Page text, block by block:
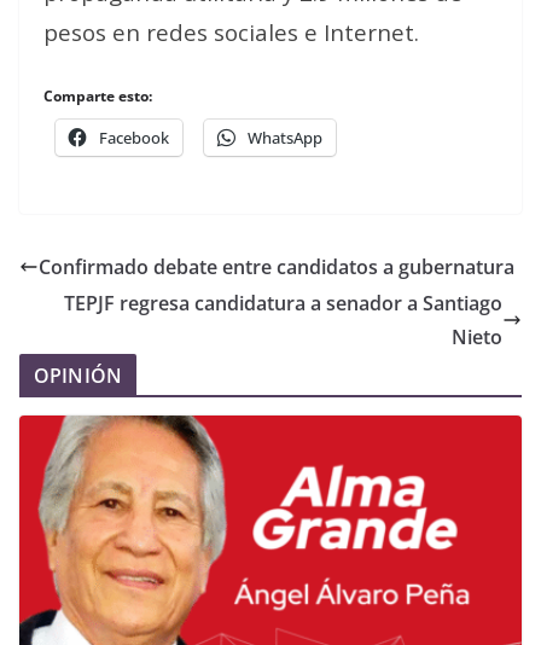
pesos en redes sociales e Internet.
Comparte esto:
Facebook WhatsApp
Confirmado debate entre candidatos a gubernatura
TEPJF regresa candidatura a senador a Santiago
Nieto
OPINIÓN